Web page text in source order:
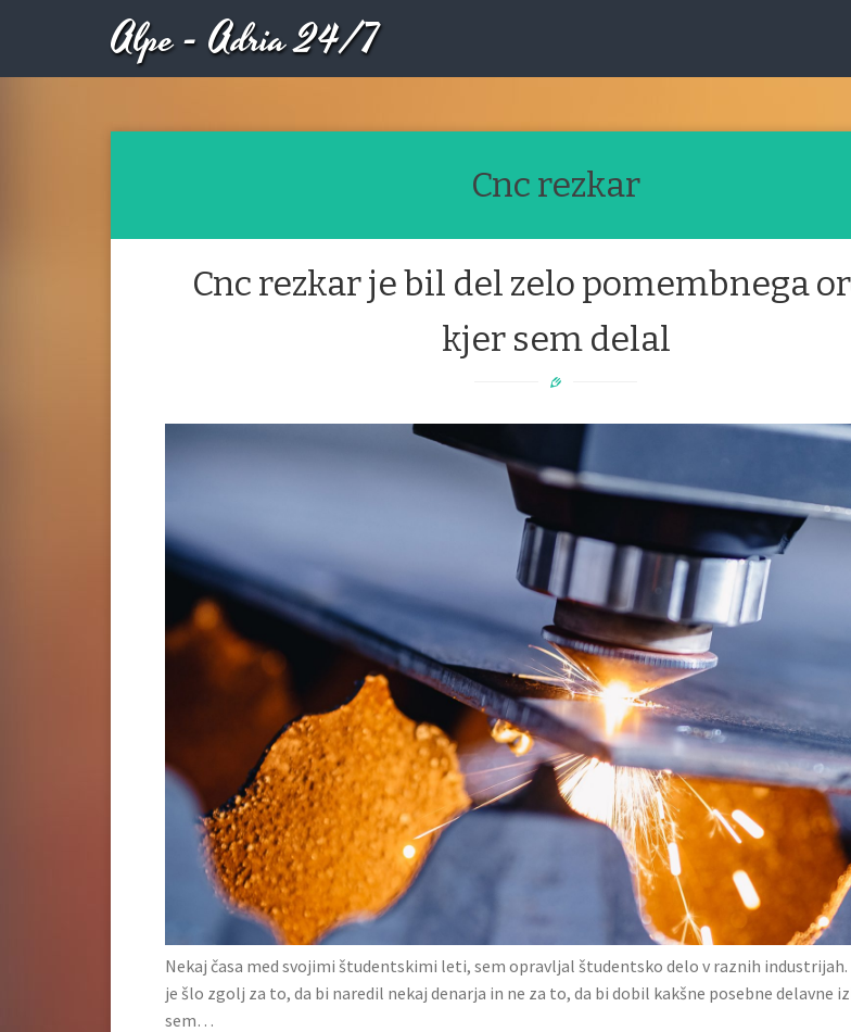
Alpe - Adria 24/7
Cnc rezkar
Cnc rezkar je bil del zelo pomembnega
kjer sem delal
Nekaj časa med svojimi študentskimi leti, sem opravljal študentsko delo v raznih industrijah.
je šlo zgolj za to, da bi naredil nekaj denarja in ne za to, da bi dobil kakšne posebne delavne
sem…